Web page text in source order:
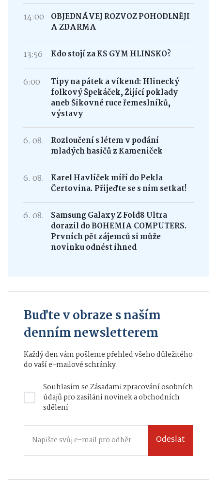
14:00
OBJEDNÁVEJ ROZVOZ POHODLNĚJI
A ZDARMA
13:56 Kdo stojí za KS GYM HLINSKO?
6:00
Tipy na pátek a víkend: Hlinecký
folkový Špekáček, Žijící poklady
aneb Šikovné ruce řemeslníků,
výstavy
6. 08.
Rozloučení s létem v podání
mladých hasičů z Kameniček
6. 08.
Karel Havlíček míří do Pekla
Čertovina. Přijeďte se s ním setkat!
6. 08.
Samsung Galaxy Z Fold8 Ultra
dorazil do BOHEMIA COMPUTERS.
Prvních pět zájemců si může
novinku odnést ihned
Buďte v obraze s naším
denním newsletterem
Každý den vám pošleme přehled všeho důležitého
do vaší e-mailové schránky.
Souhlasím seZásadami zpracování osobních
údajůpro zasílání novinek a obchodních
sdělení
Odeslat